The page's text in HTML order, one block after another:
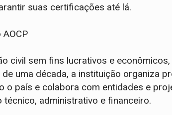
suas certificações até lá.
civil sem fins lucrativos e
de uma década, a instituição organiza
o país e colabora com entidades e
técnico, administrativo e financeiro.